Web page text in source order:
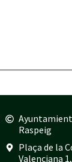
Raspeig
Plaça de la
Valenciana